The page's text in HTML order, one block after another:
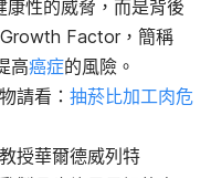
性的威脅，而是背後
Factor，簡稱
高癌症的風險。
請看： 抽菸比加工肉危
授華爾德威列特